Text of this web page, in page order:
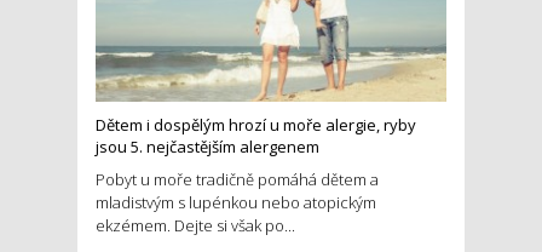
Dětem i dospělým hrozí u moře alergie, ryby
jsou 5. nejčastějším alergenem
Pobyt u moře tradičně pomáhá dětem a
mladistvým s lupénkou nebo atopickým
ekzémem. Dejte si však po...